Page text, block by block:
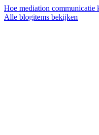
Hoe mediation communicatie
Alle blogitems bekijken